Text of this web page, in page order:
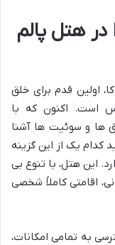
در هتل پالم
اولین قدم برای خلق
است. اکنون که با
ها و سوئیت ها آشنا
کدام یک از این گزینه
این هتل، با تنوع بی
اقامتی کاملاً شخصی
به تمامی امکانات،